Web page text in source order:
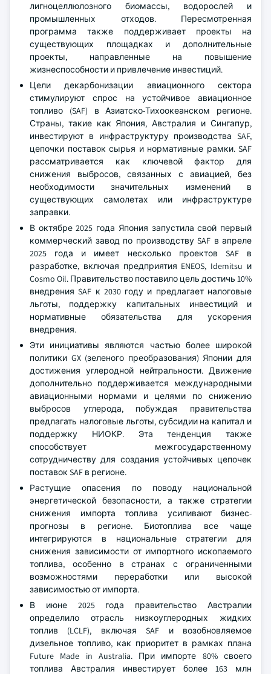
лигноцеллюлозного биомассы, водорослей и
промышленных отходов. Пересмотренная
программа также поддерживает проекты на
существующих площадках и дополнительные
проекты, направленные на повышение
жизнеспособности и привлечение инвестиций.
Цели декарбонизации авиационного сектора
стимулируют спрос на устойчивое авиационное
топливо (SAF) в Азиатско-Тихоокеанском регионе.
Страны, такие как Япония, Австралия и Сингапур,
инвестируют в инфраструктуру производства SAF,
цепочки поставок сырья и нормативные рамки. SAF
рассматривается как ключевой фактор для
снижения выбросов, связанных с авиацией, без
необходимости значительных изменений в
существующих самолетах или инфраструктуре
заправки.
В октябре 2025 года Япония запустила свой первый
коммерческий завод по производству SAF в апреле
2025 года и имеет несколько проектов SAF в
разработке, включая предприятия ENEOS, Idemitsu и
Cosmo Oil. Правительство поставило цель достичь 10%
внедрения SAF к 2030 году и предлагает налоговые
льготы, поддержку капитальных инвестиций и
нормативные обязательства для ускорения
внедрения.
Эти инициативы являются частью более широкой
политики GX (зеленого преобразования) Японии для
достижения углеродной нейтральности. Движение
дополнительно поддерживается международными
авиационными нормами и целями по снижению
выбросов углерода, побуждая правительства
предлагать налоговые льготы, субсидии на капитал и
поддержку НИОКР. Эта тенденция также
способствует межгосударственному
сотрудничеству для создания устойчивых цепочек
поставок SAF в регионе.
Растущие опасения по поводу национальной
энергетической безопасности, а также стратегии
снижения импорта топлива усиливают бизнес-
прогнозы в регионе. Биотоплива все чаще
интегрируются в национальные стратегии для
снижения зависимости от импортного ископаемого
топлива, особенно в странах с ограниченными
возможностями переработки или высокой
зависимостью от импорта.
В июне 2025 года правительство Австралии
определило отрасль низкоуглеродных жидких
топлив (LCLF), включая SAF и возобновляемое
дизельное топливо, как приоритет в рамках плана
Future Made in Australia. При импорте 80% своего
топлива Австралия инвестирует более 163 млн